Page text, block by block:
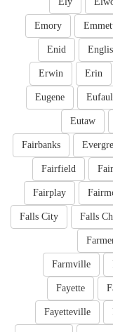
Emory
Enid
Erin
Erwin
Eugene
Eutaw
Fairbanks
Fairfield
Fairplay
Falls
Falls City
Farmville
Fayette
Fayetteville